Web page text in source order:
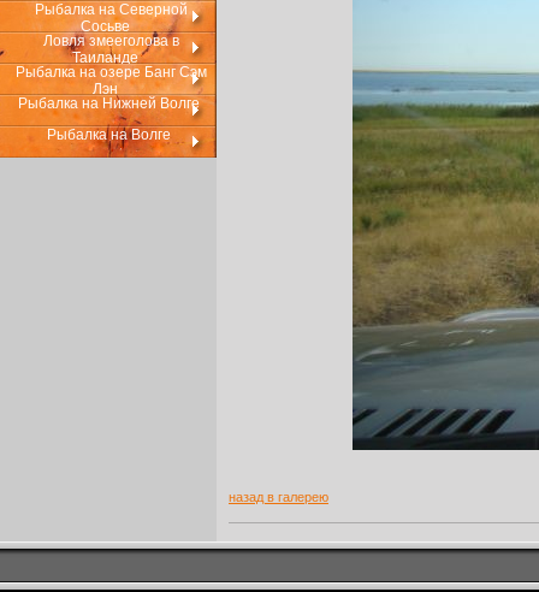
Рыбалка на Северной
Сосьве
Ловля змееголова в
Таиланде
Рыбалка на озере Банг Сэм
Лэн
Рыбалка на Нижней Волге
Рыбалка на Волге
назад в галерею